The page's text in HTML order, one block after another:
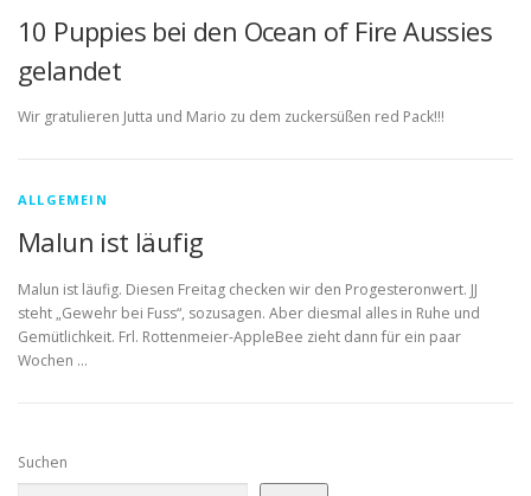
10 Puppies bei den Ocean of Fire Aussies
gelandet
Wir gratulieren Jutta und Mario zu dem zuckersüßen red Pack!!!
ALLGEMEIN
Malun ist läufig
Malun ist läufig. Diesen Freitag checken wir den Progesteronwert. JJ
steht „Gewehr bei Fuss“, sozusagen. Aber diesmal alles in Ruhe und
Gemütlichkeit. Frl. Rottenmeier-AppleBee zieht dann für ein paar
Wochen …
Suchen